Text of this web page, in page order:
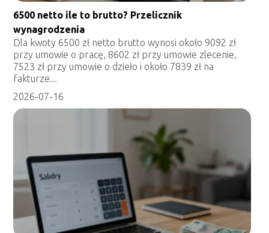
6500 netto ile to brutto? Przelicznik
wynagrodzenia
Dla kwoty 6500 zł netto brutto wynosi około 9092 zł
przy umowie o pracę, 8602 zł przy umowie zlecenie,
7523 zł przy umowie o dzieło i około 7839 zł na
fakturze...
2026-07-16